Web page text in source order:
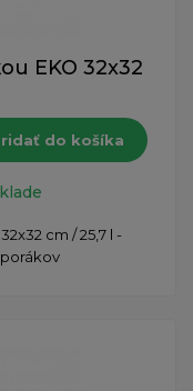
EKO 32x32
do košíka
cm / 25,7 l -